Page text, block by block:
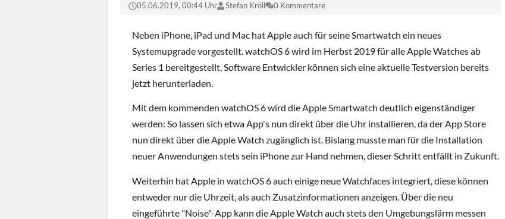
05.06.2019, 00:44 Uhr Stefan Kröll 0 Kommentare
Neben iPhone, iPad und Mac hat Apple auch für seine Smartwatch ein neues
Systemupgrade vorgestellt. watchOS 6 wird im Herbst 2019 für alle Apple Watches ab
Series 1 bereitgestellt, Software Entwickler können sich eine aktuelle Testversion bereits
jetzt herunterladen.
Mit dem kommenden watchOS 6 wird die Apple Smartwatch deutlich eigenständiger
werden: So lassen sich etwa App's nun direkt über die Uhr installieren, da der App Store
nun direkt über die Apple Watch zugänglich ist. Bislang musste man für die Installation
neuer Anwendungen stets sein iPhone zur Hand nehmen, dieser Schritt entfällt in Zukunft.
Weiterhin hat Apple in watchOS 6 auch einige neue Watchfaces integriert, diese können
entweder nur die Uhrzeit, als auch Zusatzinformationen anzeigen. Über die neu
eingeführte "Noise"-App kann die Apple Watch auch stets den Umgebungslärm messen